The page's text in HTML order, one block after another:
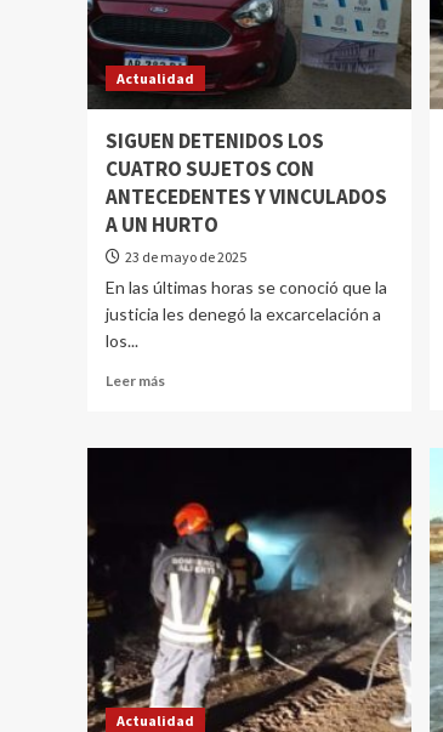
Actualidad
SIGUEN DETENIDOS LOS
CUATRO SUJETOS CON
ANTECEDENTES Y VINCULADOS
A UN HURTO
23 de mayo de 2025
En las últimas horas se conoció que la
justicia les denegó la excarcelación a
los...
Leer más
Actualidad